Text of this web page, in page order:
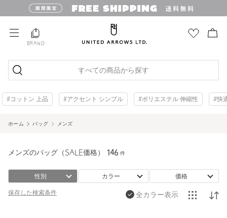
BRAND
すべての商品から探す
#コットン 上品 #アクセント シンプル #ポリエステル 伸縮性 #快
ホーム バッグ メンズ
メンズのバッグ（SALE価格） 146 件
性別 カラー 価格
保存した検索条件 全カラー表示